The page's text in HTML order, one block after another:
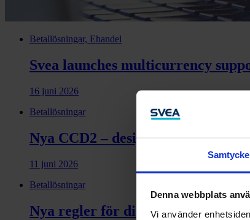
Samtycke
Denna webbplats
Vi använder
Betallösningar, Ehandel
Svea launches multicurrency
16 juni 2026
Betallösningar
Nya CCD2 – designen ska stödja
11 juni 2026
Betallösningar
Nya regler för distansavtal – så